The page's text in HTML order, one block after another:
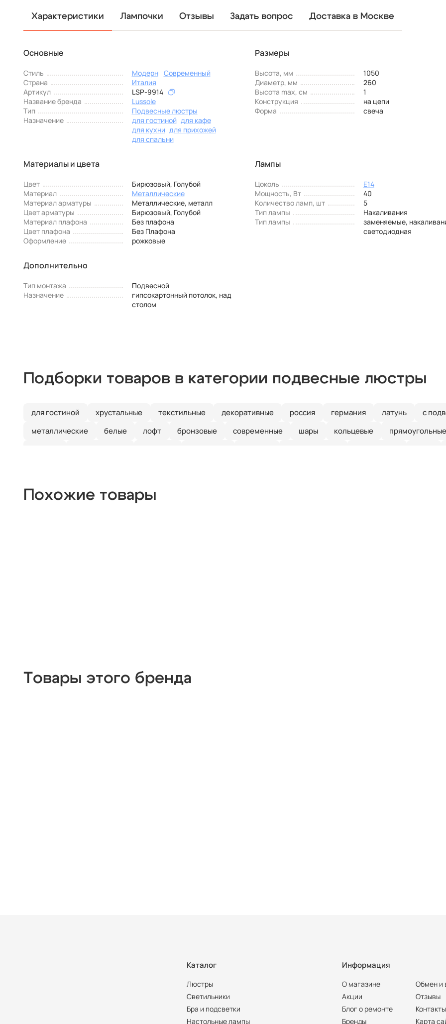
Характеристики Лампочки Отзывы Задать вопрос Доставка в Москве
Основные
Стиль Модерн
Современный
Страна
Италия
Артикул
LSP-9914
Название бренда
Lussole
Тип
Подвесные люстры
Назначение
для гостиной для кафе
для кухни для прихожей
для спальни
Размеры
Высота, мм
1050
Диаметр, мм
260
Высота max, см
1
Конструкция
на цепи
Форма
свеча
Материалы и цвета
Цвет
Бирюзовый, Голубой
Материал
Металлические
Материал арматуры
Металлические, металл
Цвет арматуры
Бирюзовый, Голубой
Материал плафона
Без плафона
Цвет плафона
Без Плафона
Оформление
рожковые
Лампы
Цоколь
E14
Мощность, Вт
40
Количество ламп, шт
5
Тип лампы
Накаливания
Тип лампы
заменяемые,
светодиодная
Дополнительно
Тип монтажа
Подвесной
Назначение
гипсокартонный потолок, над
столом
Подборки товаров в категории подвесные люстры
для гостиной хрустальные текстильные декоративные россия германия латунь
с
металлические
белые лофт бронзовые современные шары кольцевые
прямоугольные
Похожие товары
Товары этого бренда
Каталог
Люстры
Светильники
Бра и подсветки
Настольные лампы
Информация
О магазине
Акции
Блог о ремонте
Бренды
Обмен и
Отзывы
Контакты
Карта